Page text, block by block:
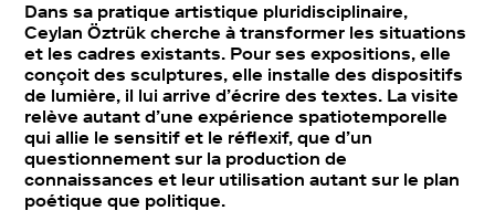
Dans sa pratique artistique pluridisciplinaire,
Ceylan Öztrük cherche à transformer les situations
et les cadres existants. Pour ses expositions, elle
conçoit des sculptures, elle installe des dispositifs
de lumière, il lui arrive d’écrire des textes. La visite
relève autant d’une expérience spatiotemporelle
qui allie le sensitif et le réflexif, que d’un
questionnement sur la production de
connaissances et leur utilisation autant sur le plan
poétique que politique.